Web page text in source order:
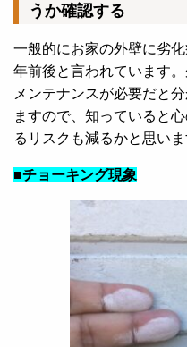
うか確認する
一般的にお家の外壁に劣
年前後と言われています
メンテナンスが必要だと
ますので、知っていると
るリスクも減るかと思いま
■チョーキング現象